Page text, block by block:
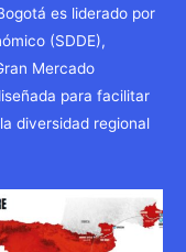
es liderado por
(SDDE),
Mercado
para facilitar
diversidad regional